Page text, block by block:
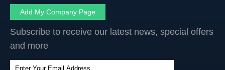
Add My Company Page
Subscribe to receive our latest news, special offers
and more